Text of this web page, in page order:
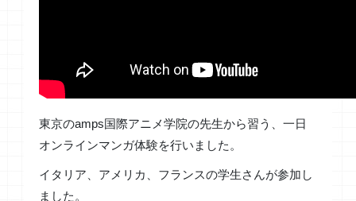
東京のamps国際アニメ学院の先生から習う、一日
オンラインマンガ体験を行いました。
イタリア、アメリカ、フランスの学生さんが参加し
ました。